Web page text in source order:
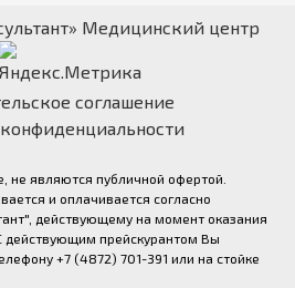
Медицинский центр
соглашение
не являются публичной офертой.
и оплачивается согласно
действующему на момент оказания
действующим прейскурантом Вы
+7 (4872) 701-391 или на стойке